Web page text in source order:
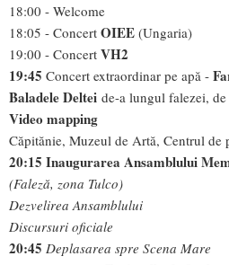
18:00 - Welcome
18:05 - Concert OIEE (Ungaria)
19:00 - Concert VH2
19:45 Concert extraordinar pe apă -
Baladele Deltei de-a lungul falezei,
Video mapping
Căpitănie, Muzeul de Artă, Centrul de
20:15 Inaugurarea Ansamblului
(Faleză, zona Tulco)
Dezvelirea Ansamblului
Discursuri oficiale
20:45 Deplasarea spre Scena Mare